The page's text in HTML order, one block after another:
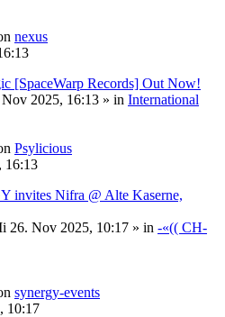
nexus
[SpaceWarp Records] Out Now!
Nov 2025, 16:13 » in International
Psylicious
16:13
invites Nifra @ Alte Kaserne,
26. Nov 2025, 10:17 » in -«(( CH-
synergy-events
10:17